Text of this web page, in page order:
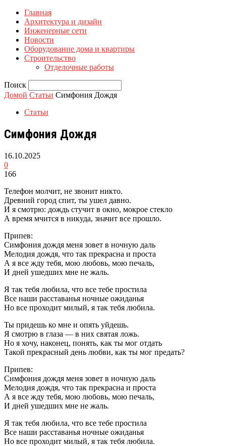
Главная
Архитектура и дизайн
Инженерные сети
Новости
Оборудование дома и квартиры
Строительство
Отделочные работы
Поиск
Домой Статьи Симфония Дождя
Статьи
Симфония Дождя
16.10.2025
0
166
Телефон молчит, не звонит никто.
Древний город спит, ты ушел давно.
И я смотрю: дождь стучит в окно, мокрое стекло
А время мчится в никуда, значит все прошло.
Припев:
Симфония дождя меня зовет в ночную даль
Мелодия дождя, что так прекрасна и проста
А я все жду тебя, мою любовь, мою печаль,
И дней ушедших мне не жаль.
Я так тебя любила, что все тебе простила
Все наши расставанья ночные ожиданья
Но все проходит милый, я так тебя любила.
Ты придешь ко мне и опять уйдешь.
Я смотрю в глаза — в них святая ложь.
Но я хочу, наконец, понять, как ты мог отдать
Такой прекрасный день любви, как ты мог предать?
Припев:
Симфония дождя меня зовет в ночную даль
Мелодия дождя, что так прекрасна и проста
А я все жду тебя, мою любовь, мою печаль,
И дней ушедших мне не жаль.
Я так тебя любила, что все тебе простила
Все наши расставанья ночные ожиданья
Но все проходит милый, я так тебя любила.